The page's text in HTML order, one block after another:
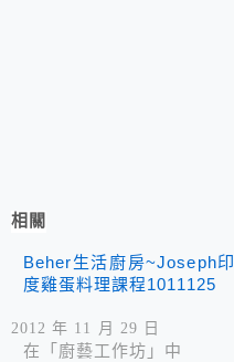
相關
Beher生活廚房~Joseph印
度雞蛋料理課程1011125
2012 年 11 月 29 日
在「廚藝工作坊」中